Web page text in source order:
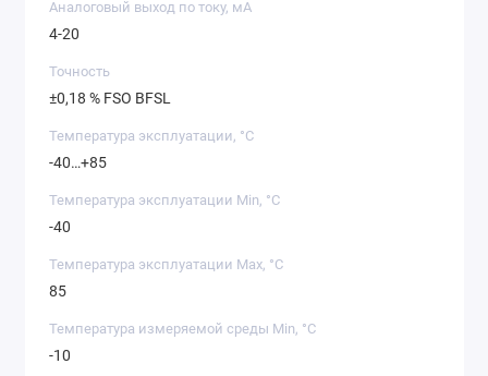
Аналоговый выход по току, мА
4-20
Точность
±0,18 % FSO BFSL
Температура эксплуатации, °C
-40…+85
Температура эксплуатации Min, °C
-40
Температура эксплуатации Max, °C
85
Температура измеряемой среды Min, °C
-10